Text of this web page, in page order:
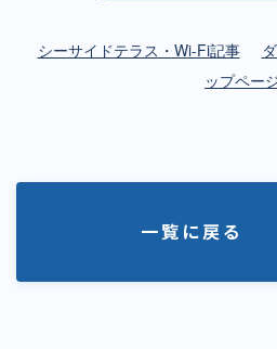
シーサイドテラス・Wi-Fi記事
ップペー
一覧に戻る